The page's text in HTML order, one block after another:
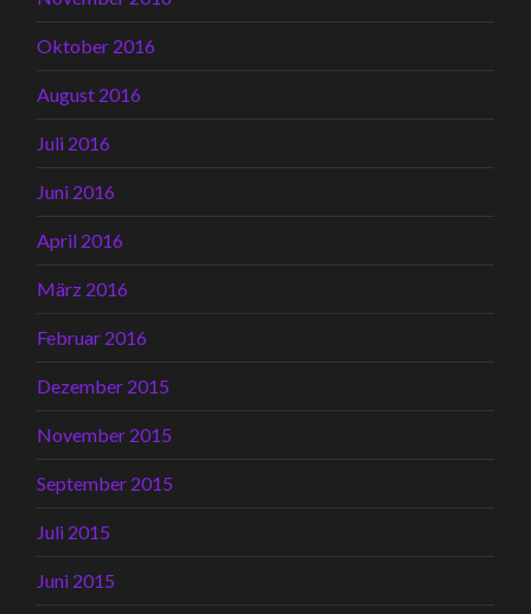
Oktober 2016
August 2016
Juli 2016
Juni 2016
April 2016
März 2016
Februar 2016
Dezember 2015
November 2015
September 2015
Juli 2015
Juni 2015